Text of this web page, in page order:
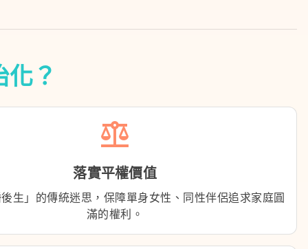
？
balance
落實平權價值
生」的傳統迷思，保障單身女性、同性伴侶追求家庭圓
滿的權利。